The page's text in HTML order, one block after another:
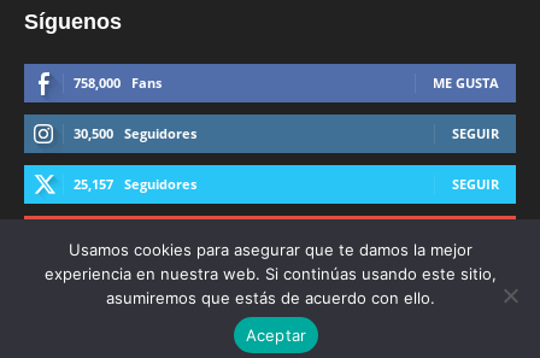
Síguenos
758,000 Fans ME GUSTA
30,500 Seguidores SEGUIR
25,157 Seguidores SEGUIR
© Derechos Reservados AFmedios 2021
Usamos cookies para asegurar que te damos la mejor
experiencia en nuestra web. Si continúas usando este sitio,
asumiremos que estás de acuerdo con ello.
Aceptar